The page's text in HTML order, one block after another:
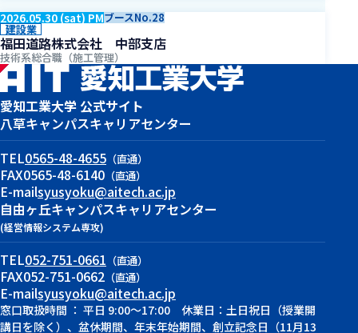
2026.05.30 (sat) PMブースNo.28
建設業
福田道路株式会社 中部支店
技術系総合職（施工管理）
愛知工業大学 公式サイト
八草キャンパスキャリアセンター
TEL0565-48-4655 （直通）
FAX0565-48-6140 （直通）
E-mailsyusyoku@aitech.ac.jp
自由ヶ丘キャンパスキャリアセンター
(経営情報システム専攻)
TEL052-751-0661 （直通）
FAX052-751-0662 （直通）
E-mailsyusyoku@aitech.ac.jp
窓口取扱時間 ： 平日 9:00～17:00 休業日：土日祝日（授業開
講日を除く）、盆休期間、年末年始期間、創立記念日（11月13